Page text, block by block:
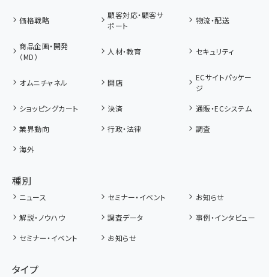
価格戦略
顧客対応・顧客サ
ポート
物流・配送
商品企画・開発
（MD）
人材・教育 セキュリティ
オムニチャネル 開店
ECサイトパッケー
ジ
ショッピングカート
決済
通販・ECシステム
業界動向
行政・法律
調査
海外
種別
ニュース セミナー・イベント
お知らせ
解説・ノウハウ
調査データ
事例・インタビュー
セミナー・イベント
お知らせ
タイプ